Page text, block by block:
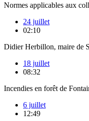
Normes applicables aux
24 juillet
02:10
Didier Herbillon, maire de
18 juillet
08:32
Incendies en forêt de
6 juillet
12:49